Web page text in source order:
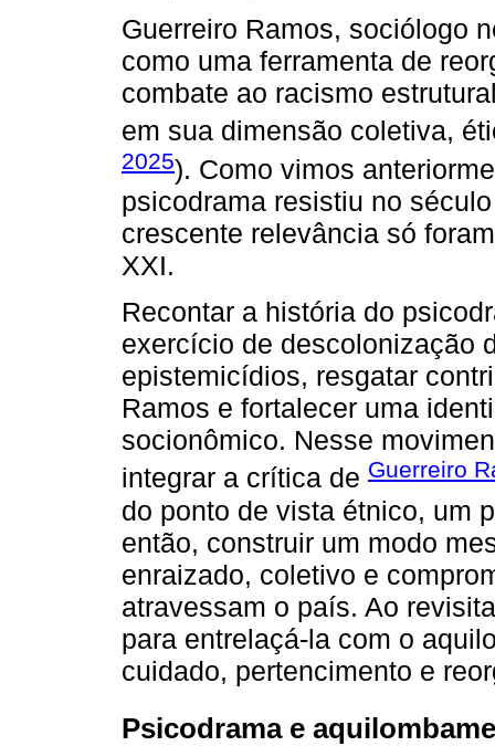
Guerreiro Ramos, sociólogo
como uma ferramenta de
combate ao racismo
em sua dimensão coletiva,
2025). Como vimos
psicodrama resistiu no
crescente relevância só
XXI.
Recontar a história do
exercício de descolonização
epistemicídios, resgatar
Ramos e fortalecer uma
socionômico. Nesse
integrar a crítica de Guerreiro
do ponto de vista étnico, um
então, construir um modo
enraizado, coletivo e
atravessam o país. Ao
para entrelaçá-la com o
cuidado, pertencimento e
Psicodrama e